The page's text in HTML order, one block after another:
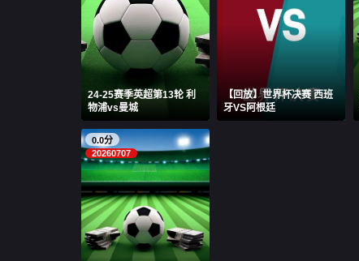
24-25赛季英超第13轮 利
物浦vs曼城
【回放】世界杯决赛 西班
牙VS阿根廷
0.0分
20260707